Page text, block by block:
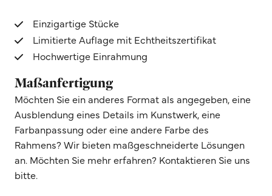
Einzigartige Stücke
Limitierte Auflage mit Echtheitszertifikat
Hochwertige Einrahmung
Maßanfertigung
Möchten Sie ein anderes Format als angegeben, eine
Ausblendung eines Details im Kunstwerk, eine
Farbanpassung oder eine andere Farbe des
Rahmens? Wir bieten maßgeschneiderte Lösungen
an. Möchten Sie mehr erfahren? Kontaktieren Sie uns
bitte.